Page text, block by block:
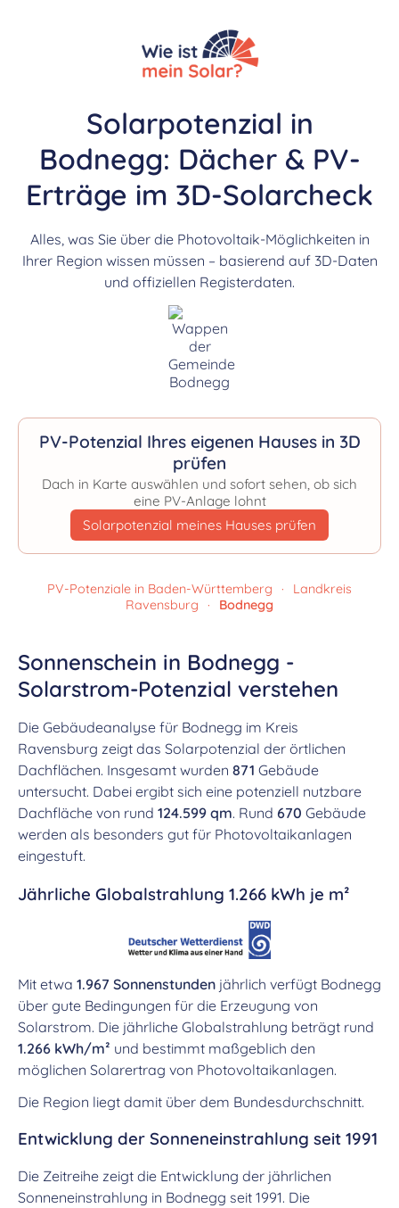
Solarpotenzial in
Bodnegg: Dächer & PV-
Erträge im 3D-Solarcheck
Alles, was Sie über die Photovoltaik-Möglichkeiten in
Ihrer Region wissen müssen – basierend auf 3D-Daten
und offiziellen Registerdaten.
PV-Potenzial Ihres eigenen Hauses in 3D
prüfen
Dach in Karte auswählen und sofort sehen, ob sich
eine PV-Anlage lohnt
Solarpotenzial meines Hauses prüfen
PV-Potenziale in Baden-Württemberg ·
Landkreis
Ravensburg
· Bodnegg
Sonnenschein in Bodnegg -
Solarstrom-Potenzial verstehen
Die Gebäudeanalyse für Bodnegg im Kreis
Ravensburg zeigt das Solarpotenzial der örtlichen
Dachflächen. Insgesamt wurden 871 Gebäude
untersucht. Dabei ergibt sich eine potenziell nutzbare
Dachfläche von rund 124.599 qm. Rund 670 Gebäude
werden als besonders gut für Photovoltaikanlagen
eingestuft.
Jährliche Globalstrahlung 1.266 kWh je m²
Mit etwa 1.967 Sonnenstunden jährlich verfügt Bodnegg
über gute Bedingungen für die Erzeugung von
Solarstrom. Die jährliche Globalstrahlung beträgt rund
1.266 kWh/m² und bestimmt maßgeblich den
möglichen Solarertrag von Photovoltaikanlagen.
Die Region liegt damit über dem Bundesdurchschnitt.
Entwicklung der Sonneneinstrahlung seit 1991
Die Zeitreihe zeigt die Entwicklung der jährlichen
Sonneneinstrahlung in Bodnegg seit 1991. Die